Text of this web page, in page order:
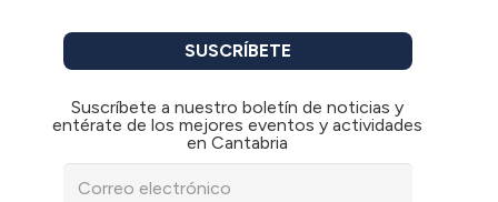
SUSCRÍBETE
Suscríbete a nuestro boletín de noticias y
entérate de los mejores eventos y actividades
en Cantabria